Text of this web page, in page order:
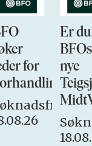
for
Er du
BFOs
nye